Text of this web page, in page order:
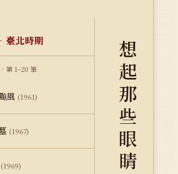
北時期
第 1–20 筆
風 (1961)
(1967)
(1969)
想
起
那
些
眼
睛